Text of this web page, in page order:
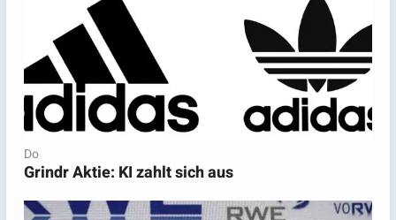
Do
Grindr Aktie: KI zahlt sich aus